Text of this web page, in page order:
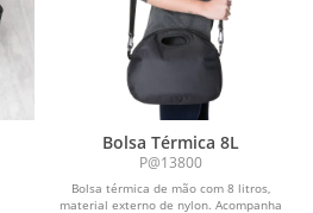
Bolsa Térmica 8L
P@13800
Bolsa térmica de mão com 8 litros,
material externo de nylon. Acompanha